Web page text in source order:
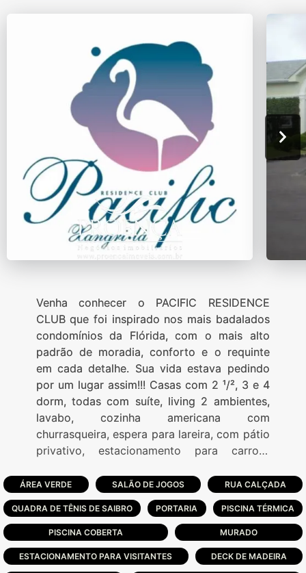
Venha conhecer o PACIFIC RESIDENCE
CLUB que foi inspirado nos mais badalados
condomínios da Flórida, com o mais alto
padrão de moradia, conforto e o requinte
em cada detalhe. Sua vida estava pedindo
por um lugar assim!!! Casas com 2 ¹/², 3 e 4
dorm, todas com suíte, living 2 ambientes,
lavabo, cozinha americana com
churrasqueira, espera para lareira, com pátio
privativo, estacionamento para carro.O
mais completa infra-estrutura do litoral
norte gaúcho!!! Spa-day completo, com sala
de massagem, salão de beleza, fitness
center, três gourmeterias, dois campos de
futebol, quatro quadras de tênis cobertas,
quadra poliesportiva, quadra de paddle,
ÁREA VERDE SALÃO DE JOGOS RUA CALÇADA
QUADRA DE TÊNIS DE SAIBRO PORTARIA PISCINA TÉRMICA
PISCINA COBERTA MURADO
ESTACIONAMENTO PARA VISITANTES DECK DE MADEIRA